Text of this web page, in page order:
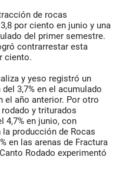
de rocas
por ciento en junio y una
del primer semestre.
contrarrestar esta
ciento.
y yeso registró un
3,7% en el acumulado
el año anterior. Por otro
y triturados
4,7% en junio, con
producción de Rocas
en las arenas de Fractura
Rodado experimentó